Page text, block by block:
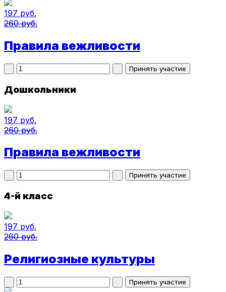
197 руб.
260 руб.
Правила вежливости
Дошкольники
197 руб.
260 руб.
Правила вежливости
4-й класс
197 руб.
260 руб.
Религиозные культуры